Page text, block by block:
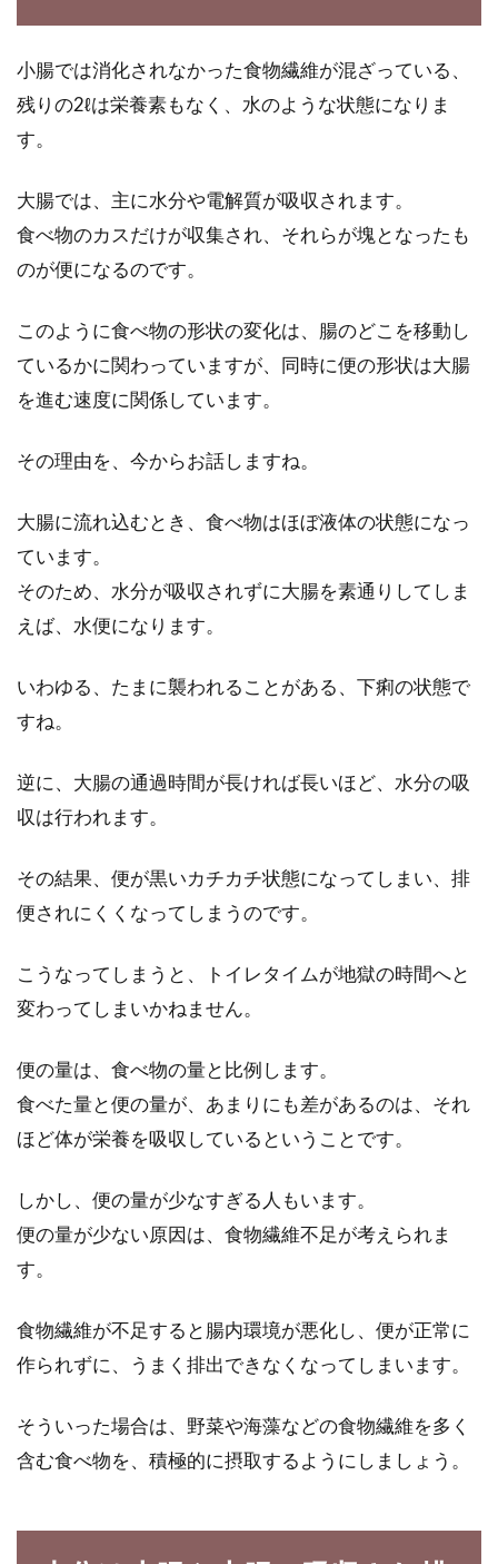
食生活が乱れていると、健康にも支障をきたし
ます。体は食べるもので作られると言われるよ
うに、食...
トランス脂肪酸が気になるマーガリ
ンに「ゼロ」が存在？
バターを買いたいけれどカロリーや値段が気に
ういっ...
甘酒のもと米麹と酒粕の違いは？栄
小腸では消化されなかった食物繊維が混ざっている、
残りの2ℓは栄養素もなく、水のような状態になりま
す。
大腸では、主に水分や電解質が吸収されます。
食べ物のカスだけが収集され、それらが塊となったも
のが便になるのです。
このように食べ物の形状の変化は、腸のどこを移動し
ているかに関わっていますが、同時に便の形状は大腸
を進む速度に関係しています。
その理由を、今からお話しますね。
大腸に流れ込むとき、食べ物はほぼ液体の状態になっ
ています。
そのため、水分が吸収されずに大腸を素通りしてしま
えば、水便になります。
いわゆる、たまに襲われることがある、下痢の状態で
すね。
逆に、大腸の通過時間が長ければ長いほど、水分の吸
収は行われます。
その結果、便が黒いカチカチ状態になってしまい、排
便されにくくなってしまうのです。
こうなってしまうと、トイレタイムが地獄の時間へと
変わってしまいかねません。
便の量は、食べ物の量と比例します。
食べた量と便の量が、あまりにも差があるのは、それ
ほど体が栄養を吸収しているということです。
しかし、便の量が少なすぎる人もいます。
便の量が少ない原因は、食物繊維不足が考えられま
す。
食物繊維が不足すると腸内環境が悪化し、便が正常に
作られずに、うまく排出できなくなってしまいます。
そういった場合は、野菜や海藻などの食物繊維を多く
含む食べ物を、積極的に摂取するようにしましょう。